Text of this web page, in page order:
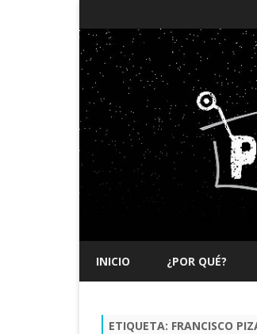
INICIO ¿POR QUÉ?
ETIQUETA: FRANCISCO